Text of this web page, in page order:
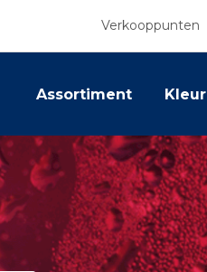
Verkooppunten
Assortiment Kleur